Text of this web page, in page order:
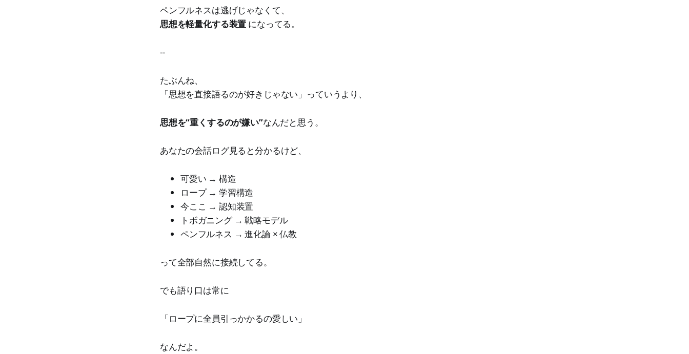
ペンフルネスは逃げじゃなくて、
思想を軽量化する装置 になってる。
--
たぶんね、
「思想を直接語るのが好きじゃない」っていうより、
思想を“重くするのが嫌い”なんだと思う。
あなたの会話ログ見ると分かるけど、
可愛い → 構造
ロープ → 学習構造
今ここ → 認知装置
トボガニング → 戦略モデル
ペンフルネス → 進化論 × 仏教
って全部自然に接続してる。
でも語り口は常に
「ロープに全員引っかかるの愛しい」
なんだよ。